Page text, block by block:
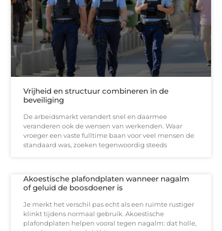
Vrijheid en structuur combineren in de
beveiliging
De arbeidsmarkt verandert snel en daarmee
veranderen ook de wensen van werkenden. Waar
vroeger een vaste fulltime baan voor veel mensen de
standaard was, zoeken tegenwoordig steeds
Akoestische plafondplaten wanneer nagalm
of geluid de boosdoener is
Je merkt het verschil pas echt als een ruimte rustiger
klinkt tijdens normaal gebruik. Akoestische
plafondplaten helpen vooral tegen nagalm: dat holle,